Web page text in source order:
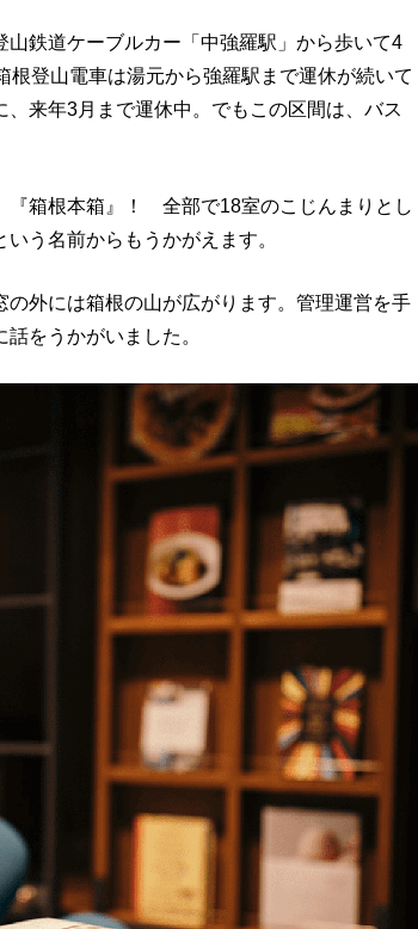
鉄道ケーブルカー「中強羅駅」から歩いて4
登山電車は湯元から強羅駅まで運休が続いて
来年3月まで運休中。でもこの区間は、バス
『箱根本箱』！ 全部で18室のこじんまりとし
う名前からもうかがえます。
外には箱根の山が広がります。管理運営を手
をうかがいました。